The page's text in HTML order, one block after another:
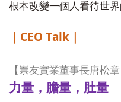
根本改變一個人看待世界
CEO Talk
【崇友實業董事長唐松章
力量，膽量，肚量